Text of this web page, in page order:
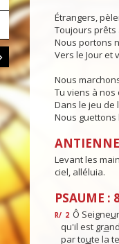
Étrangers,
Toujours prêts
Nous portons
Vers le Jour et
Nous
Tu viens à nos
Dans le jeu de
Nous guettons
ANTIENNE
Levant les
ciel, alléluia.
PSAUME :
R/ 2 Ô Seigneu
qu'il est gra
par toute la